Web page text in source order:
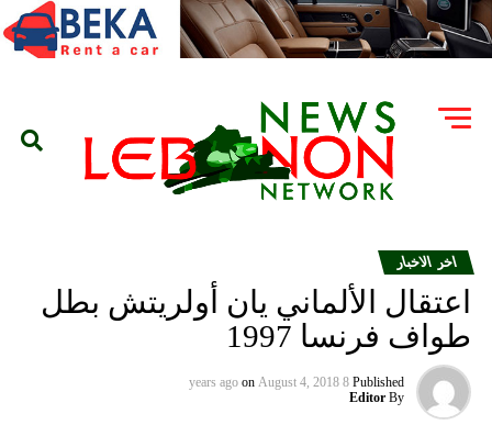
اخر الاخبار
اعتقال الألماني يان أولريتش بطل
طواف فرنسا 1997
Published
8 years ago
on August 4, 2018
By
Editor